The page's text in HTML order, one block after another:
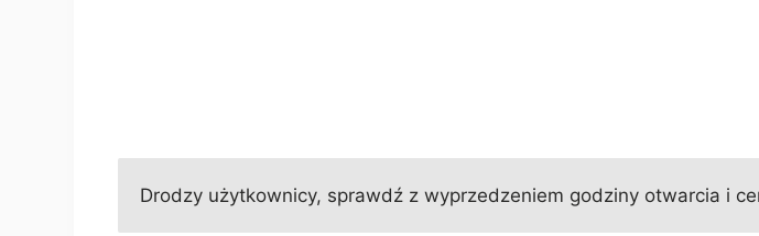
Drodzy użytkownicy, sprawdź z wyprzedzeniem godziny otwarcia i